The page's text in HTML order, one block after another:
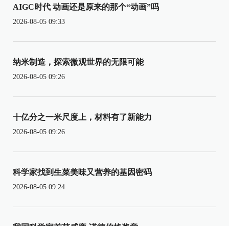
AIGC时代 动画还是原来的那个“动画”吗
2026-08-05 09:33
纳米制造，探索微观世界的无限可能
2026-08-05 09:26
十亿分之一米尺度上，材料有了新能力
2026-08-05 09:26
科学家找到生菜美味又营养的基因密码
2026-08-05 09:24